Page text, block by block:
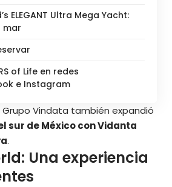
ELEGANT Ultra Mega Yacht:
mar
of Life en redes
e Instagram
Vindata también expandió
sur de México con Vidanta
.
Una experiencia